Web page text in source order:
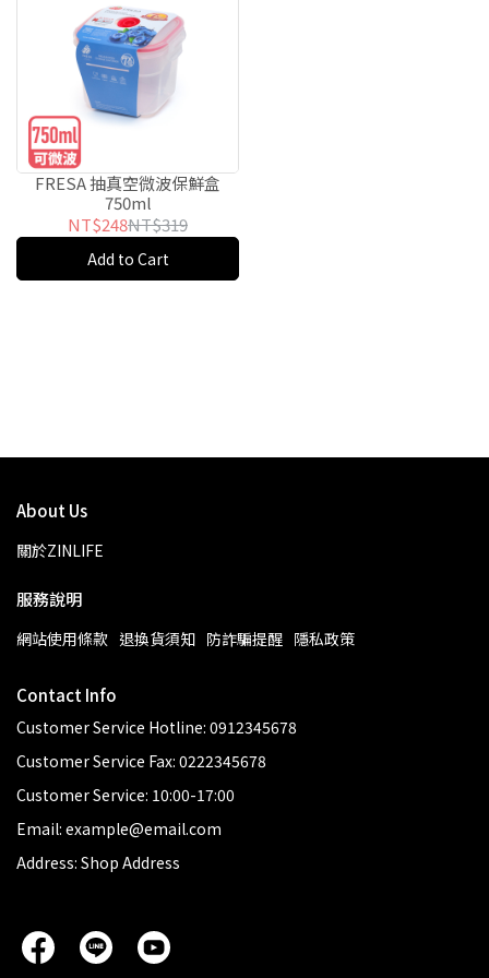
FRESA 抽真空微波保鮮盒
750ml
NT$248NT$319
Add to Cart
About Us
關於ZINLIFE
服務說明
網站使用條款 退換貨須知 防詐騙提醒 隱私政策
Contact Info
Customer Service Hotline: 0912345678
Customer Service Fax: 0222345678
Customer Service: 10:00-17:00
Email: example@email.com
Address: Shop Address